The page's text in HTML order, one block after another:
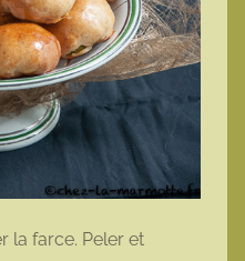
la farce. Peler et